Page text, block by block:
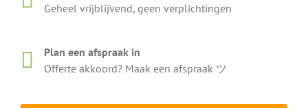
Geheel vrijblijvend, geen verplichtingen
Plan een afspraak in
Offerte akkoord? Maak een afspraak ツ